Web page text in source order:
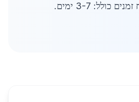
תמיכה 30 יום. לוח זמנים כולל: 3-7 ימים.